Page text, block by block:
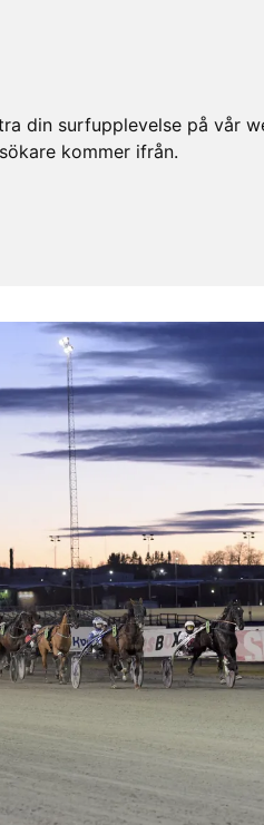
din surfupplevelse på vår
kommer ifrån.